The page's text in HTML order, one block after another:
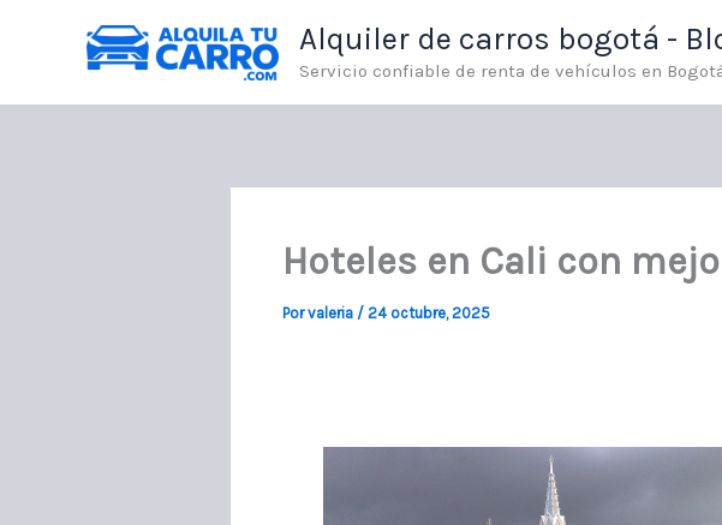
contenido
Alquiler de carros bogotá -
Servicio confiable de renta de vehículos en
Hoteles en Cali con
Porvaleria / 24 octubre, 2025